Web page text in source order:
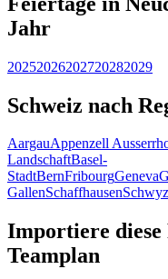
Jahr
20252026202720282029
Schweiz nach
AargauAppenzell
LandschaftBasel-
StadtBernFribourgGeneva
GallenSchaffhausenSchwyz
Importiere diese
Teamplan